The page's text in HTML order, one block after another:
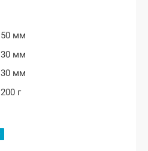
50 мм
30 мм
30 мм
200 г